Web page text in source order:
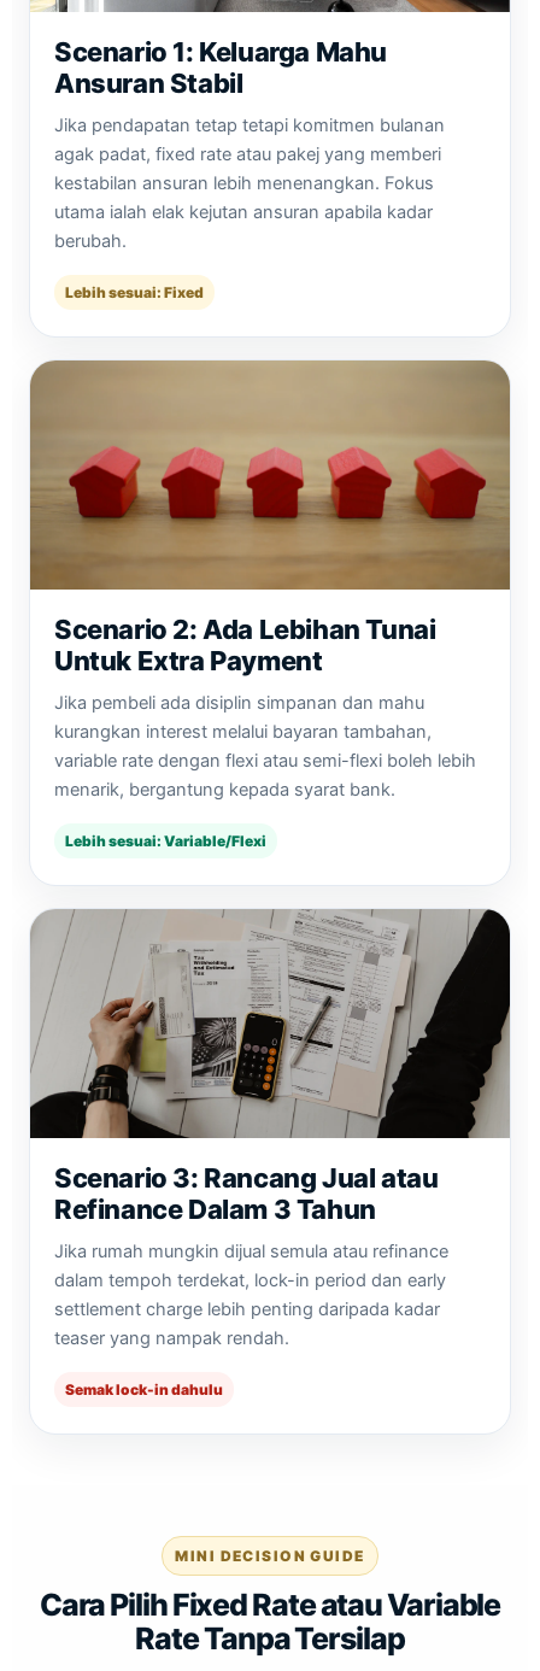
Scenario 1: Keluarga Mahu
Ansuran Stabil
Jika pendapatan tetap tetapi komitmen bulanan
agak padat, fixed rate atau pakej yang memberi
kestabilan ansuran lebih menenangkan. Fokus
utama ialah elak kejutan ansuran apabila kadar
berubah.
Lebih sesuai: Fixed
Scenario 2: Ada Lebihan Tunai
Untuk Extra Payment
Jika pembeli ada disiplin simpanan dan mahu
kurangkan interest melalui bayaran tambahan,
variable rate dengan flexi atau semi-flexi boleh lebih
menarik, bergantung kepada syarat bank.
Lebih sesuai: Variable/Flexi
Scenario 3: Rancang Jual atau
Refinance Dalam 3 Tahun
Jika rumah mungkin dijual semula atau refinance
dalam tempoh terdekat, lock-in period dan early
settlement charge lebih penting daripada kadar
teaser yang nampak rendah.
Semak lock-in dahulu
MINI DECISION GUIDE
Cara Pilih Fixed Rate atau Variable
Rate Tanpa Tersilap